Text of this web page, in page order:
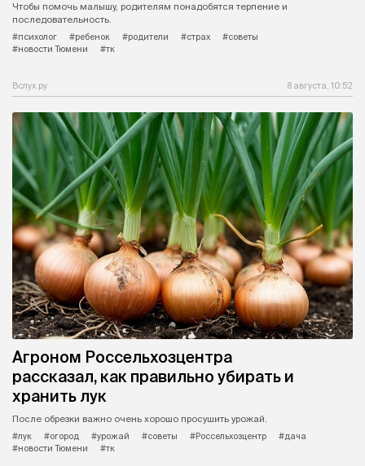
Чтобы помочь малышу, родителям понадобятся терпение и
последовательность.
#психолог
#ребенок #родители #страх
#советы
#новости Тюмени
#тк
Вслух.ру 8 августа, 10:52
Агроном Россельхозцентра
рассказал, как правильно убирать и
хранить лук
После обрезки важно очень хорошо просушить урожай.
#лук
#огород #урожай #советы #Россельхозцентр
#дача
#новости Тюмени
#тк